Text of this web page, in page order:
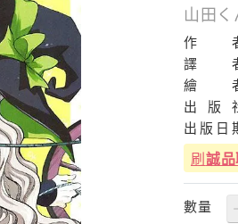
山田
作
譯
繪
出
版
出 版 日
刷誠
數量